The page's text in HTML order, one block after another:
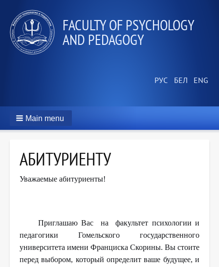
FACULTY OF PSYCHOLOGY
AND PEDAGOGY
Main menu
АБИТУРИЕНТУ
Уважаемые абитуриенты!
Приглашаю Вас на факультет психологии и
педагогики Гомельского государственного
университета имени Франциска Скорины. Вы стоите
перед выбором, который определит ваше будущее, и